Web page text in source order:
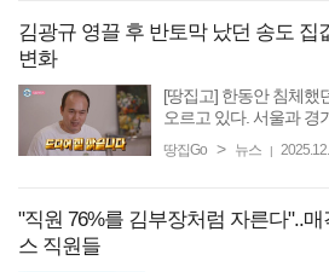
김광규 영끌 후 반토막 났던 송도
변화
[땅집고] 한동안 침체했
오르고 있다. 서울과 경
부동산 규제 정책으로
땅집Go > 뉴스
"직원 76%를 김부장처럼 자른다"..매
스 직원들